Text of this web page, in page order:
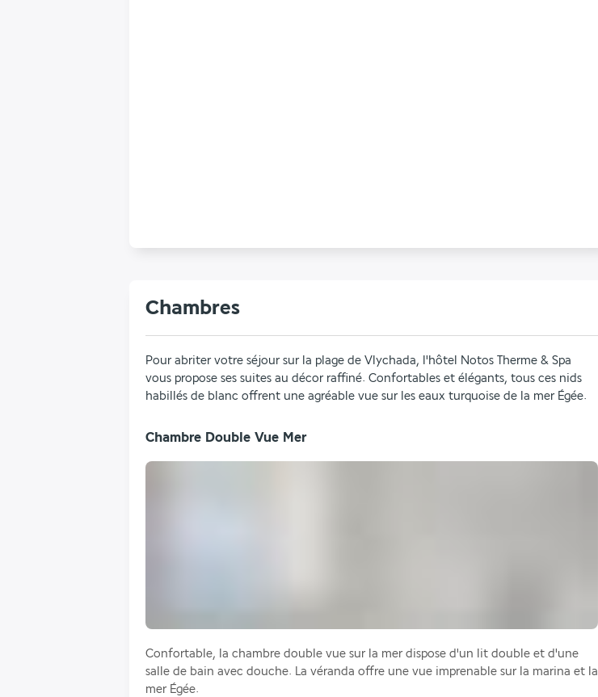
Chambres
Pour abriter votre séjour sur la plage de Vlychada, l'hôtel Notos Therme & Spa
vous propose ses suites au décor raffiné. Confortables et élégants, tous ces nids
habillés de blanc offrent une agréable vue sur les eaux turquoise de la mer Égée.
Chambre Double Vue Mer
Confortable, la chambre double vue sur la mer dispose d'un lit double et d'une
salle de bain avec douche. La véranda offre une vue imprenable sur la marina et la
mer Égée.